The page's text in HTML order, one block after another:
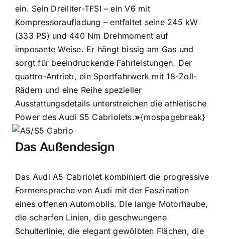
ein. Sein Dreiliter-TFSI – ein V6 mit
Kompressoraufladung – entfaltet seine 245 kW
(333 PS) und 440 Nm Drehmoment auf
imposante Weise. Er hängt bissig am Gas und
sorgt für beeindruckende Fahrleistungen. Der
quattro-Antrieb, ein Sportfahrwerk mit 18-Zoll-
Rädern und eine Reihe spezieller
Ausstattungsdetails unterstreichen die athletische
Power des Audi S5 Cabriolets.»{mospagebreak}
Das Außendesign
Das Audi A5 Cabriolet kombiniert die progressive
Formensprache von Audi mit der Faszination
eines offenen Automobils. Die lange Motorhaube,
die scharfen Linien, die geschwungene
Schulterlinie, die elegant gewölbten Flächen, die